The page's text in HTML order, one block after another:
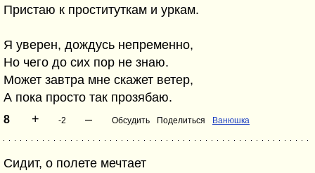
Пристаю к проституткам и уркам.
Я уверен, дождусь непременно,
Но чего до сих пор не знаю.
Может завтра мне скажет ветер,
А пока просто так прозябаю.
8 + -2 – Обсудить Поделиться Ванюшка
Сидит, о полете мечтает